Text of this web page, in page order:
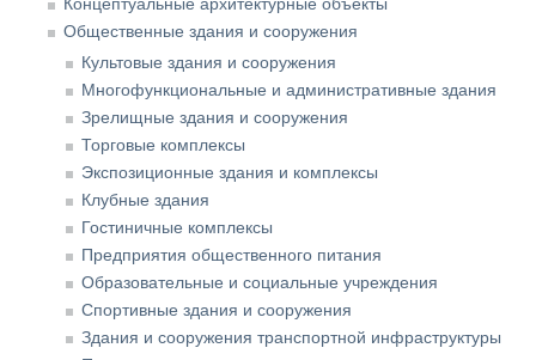
Общественные здания и сооружения
Культовые здания и сооружения
Многофункциональные и административные здания
Зрелищные здания и сооружения
Торговые комплексы
Экспозиционные здания и комплексы
Клубные здания
Гостиничные комплексы
Предприятия общественного питания
Образовательные и социальные учреждения
Спортивные здания и сооружения
Здания и сооружения транспортной инфраструктуры